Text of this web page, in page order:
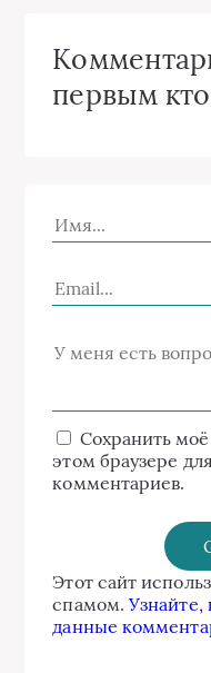
первым
Сохранить
этом браузере
комментариев.
Этот сайт
спамом.Узнайте,
данные